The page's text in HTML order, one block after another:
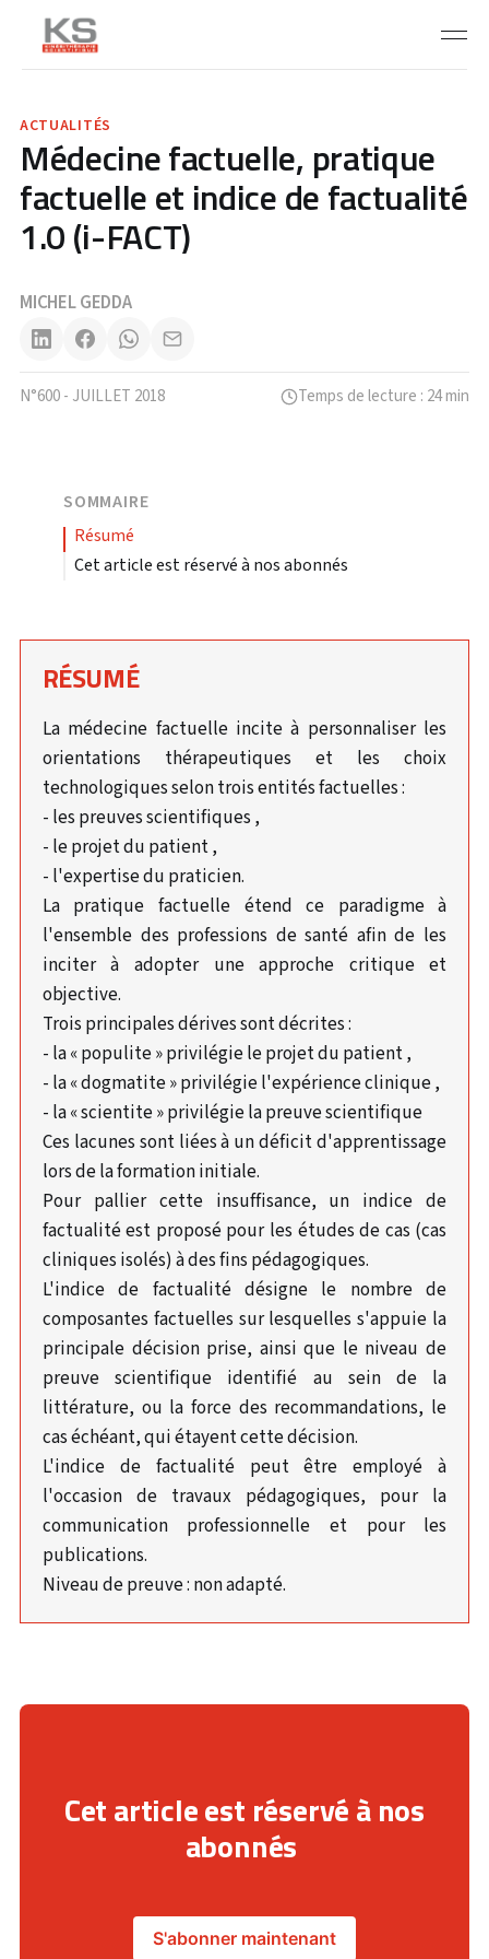
ACTUALITÉS
Médecine factuelle, pratique
factuelle et indice de factualité
1.0 (i-FACT)
MICHEL GEDDA
N°600 - JUILLET 2018 Temps de lecture : 24 min
SOMMAIRE
résumé
Cet article est réservé à nos abonnés
RÉSUMÉ
La médecine factuelle incite à personnaliser les
orientations thérapeutiques et les choix
technologiques selon trois entités factuelles :
- les preuves scientifiques ,
- le projet du patient ,
- l'expertise du praticien.
La pratique factuelle étend ce paradigme à
l'ensemble des professions de santé afin de les
inciter à adopter une approche critique et
objective.
Trois principales dérives sont décrites :
- la « populite » privilégie le projet du patient ,
- la « dogmatite » privilégie l'expérience clinique ,
- la « scientite » privilégie la preuve scientifique
Ces lacunes sont liées à un déficit d'apprentissage
lors de la formation initiale.
Pour pallier cette insuffisance, un indice de
factualité est proposé pour les études de cas (cas
cliniques isolés) à des fins pédagogiques.
L'indice de factualité désigne le nombre de
composantes factuelles sur lesquelles s'appuie la
principale décision prise, ainsi que le niveau de
preuve scientifique identifié au sein de la
littérature, ou la force des recommandations, le
cas échéant, qui étayent cette décision.
L'indice de factualité peut être employé à
l'occasion de travaux pédagogiques, pour la
communication professionnelle et pour les
publications.
Niveau de preuve : non adapté.
Cet article est réservé à nos
abonnés
S'abonner maintenant